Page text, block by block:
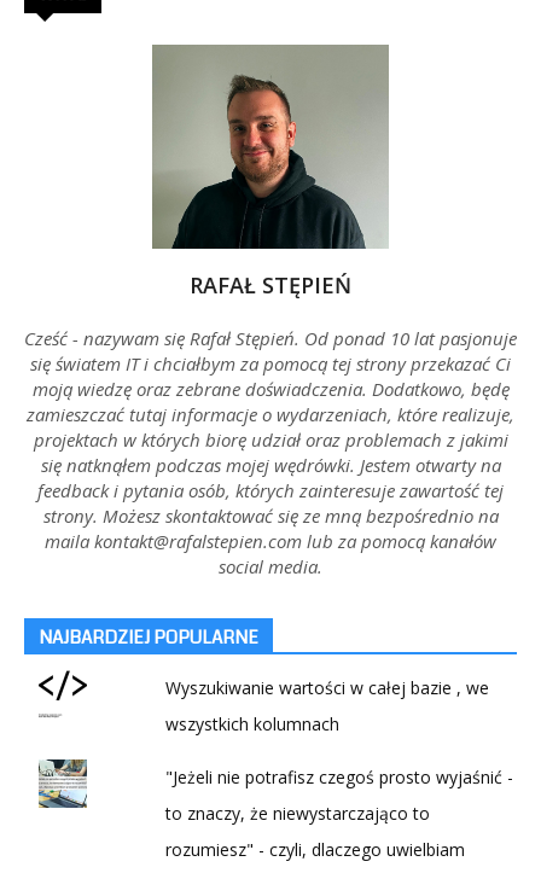
RAFAŁ STĘPIEŃ
Cześć - nazywam się Rafał Stępień. Od ponad 10 lat pasjonuje
się światem IT i chciałbym za pomocą tej strony przekazać Ci
moją wiedzę oraz zebrane doświadczenia. Dodatkowo, będę
zamieszczać tutaj informacje o wydarzeniach, które realizuje,
projektach w których biorę udział oraz problemach z jakimi
się natknąłem podczas mojej wędrówki. Jestem otwarty na
feedback i pytania osób, których zainteresuje zawartość tej
strony. Możesz skontaktować się ze mną bezpośrednio na
maila kontakt@rafalstepien.com lub za pomocą kanałów
social media.
NAJBARDZIEJ POPULARNE
Wyszukiwanie wartości w całej bazie , we
wszystkich kolumnach
"Jeżeli nie potrafisz czegoś prosto wyjaśnić -
to znaczy, że niewystarczająco to
rozumiesz" - czyli, dlaczego uwielbiam